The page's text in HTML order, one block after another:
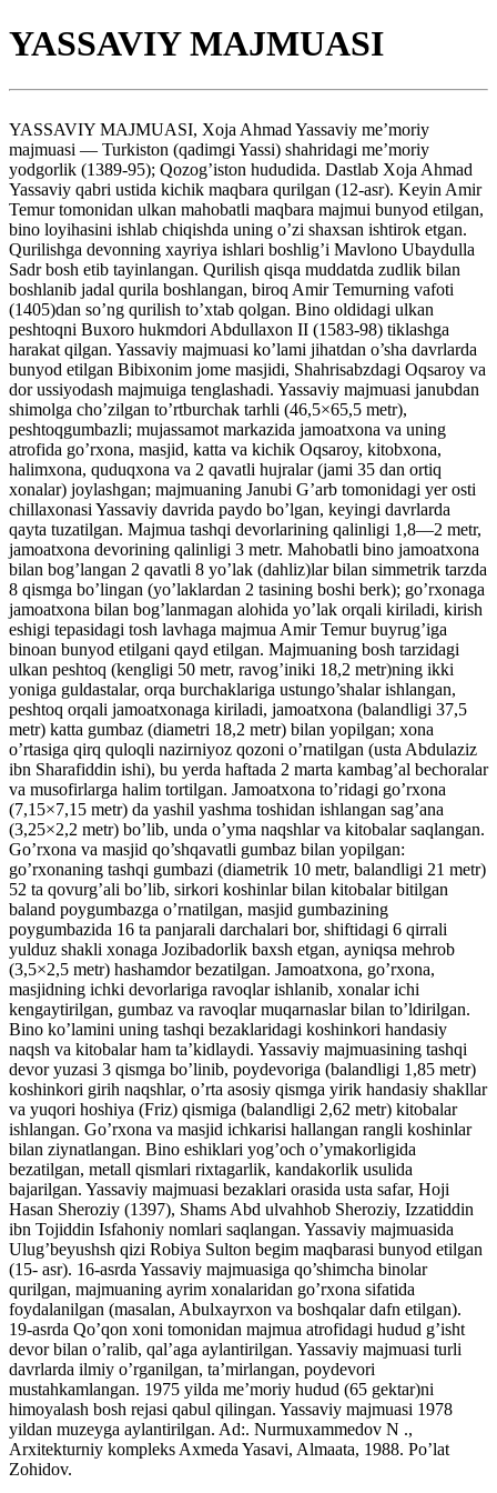
YASSAVIY MAJMUASI
YASSAVIY MAJMUASI, Xoja Ahmad Yassaviy me’moriy
majmuasi — Turkiston (qadimgi Yassi) shahridagi me’moriy
yodgorlik (1389-95); Qozog’iston hududida. Dastlab Xoja Ahmad
Yassaviy qabri ustida kichik maqbara qurilgan (12-asr). Keyin Amir
Temur tomonidan ulkan mahobatli maqbara majmui bunyod etilgan,
bino loyihasini ishlab chiqishda uning o’zi shaxsan ishtirok etgan.
Qurilishga devonning xayriya ishlari boshlig’i Mavlono Ubaydulla
Sadr bosh etib tayinlangan. Qurilish qisqa muddatda zudlik bilan
boshlanib jadal qurila boshlangan, biroq Amir Temurning vafoti
(1405)dan so’ng qurilish to’xtab qolgan. Bino oldidagi ulkan
peshtoqni Buxoro hukmdori Abdullaxon II (1583-98) tiklashga
harakat qilgan. Yassaviy majmuasi ko’lami jihatdan o’sha davrlarda
bunyod etilgan Bibixonim jome masjidi, Shahrisabzdagi Oqsaroy va
dor ussiyodash majmuiga tenglashadi. Yassaviy majmuasi janubdan
shimolga cho’zilgan to’rtburchak tarhli (46,5×65,5 metr),
peshtoqgumbazli; mujassamot markazida jamoatxona va uning
atrofida go’rxona, masjid, katta va kichik Oqsaroy, kitobxona,
halimxona, quduqxona va 2 qavatli hujralar (jami 35 dan ortiq
xonalar) joylashgan; majmuaning Janubi G’arb tomonidagi yer osti
chillaxonasi Yassaviy davrida paydo bo’lgan, keyingi davrlarda
qayta tuzatilgan. Majmua tashqi devorlarining qalinligi 1,8—2 metr,
jamoatxona devorining qalinligi 3 metr. Mahobatli bino jamoatxona
bilan bog’langan 2 qavatli 8 yo’lak (dahliz)lar bilan simmetrik tarzda
8 qismga bo’lingan (yo’laklardan 2 tasining boshi berk); go’rxonaga
jamoatxona bilan bog’lanmagan alohida yo’lak orqali kiriladi, kirish
eshigi tepasidagi tosh lavhaga majmua Amir Temur buyrug’iga
binoan bunyod etilgani qayd etilgan. Majmuaning bosh tarzidagi
ulkan peshtoq (kengligi 50 metr, ravog’iniki 18,2 metr)ning ikki
yoniga guldastalar, orqa burchaklariga ustungo’shalar ishlangan,
peshtoq orqali jamoatxonaga kiriladi, jamoatxona (balandligi 37,5
metr) katta gumbaz (diametri 18,2 metr) bilan yopilgan; xona
o’rtasiga qirq quloqli nazirniyoz qozoni o’rnatilgan (usta Abdulaziz
ibn Sharafiddin ishi), bu yerda haftada 2 marta kambag’al bechoralar
va musofirlarga halim tortilgan. Jamoatxona to’ridagi go’rxona
(7,15×7,15 metr) da yashil yashma toshidan ishlangan sag’ana
(3,25×2,2 metr) bo’lib, unda o’yma naqshlar va kitobalar saqlangan.
Go’rxona va masjid qo’shqavatli gumbaz bilan yopilgan:
go’rxonaning tashqi gumbazi (diametrik 10 metr, balandligi 21 metr)
52 ta qovurg’ali bo’lib, sirkori koshinlar bilan kitobalar bitilgan
baland poygumbazga o’rnatilgan, masjid gumbazining
poygumbazida 16 ta panjarali darchalari bor, shiftidagi 6 qirrali
yulduz shakli xonaga Jozibadorlik baxsh etgan, ayniqsa mehrob
(3,5×2,5 metr) hashamdor bezatilgan. Jamoatxona, go’rxona,
masjidning ichki devorlariga ravoqlar ishlanib, xonalar ichi
kengaytirilgan, gumbaz va ravoqlar muqarnaslar bilan to’ldirilgan.
Bino ko’lamini uning tashqi bezaklaridagi koshinkori handasiy
naqsh va kitobalar ham ta’kidlaydi. Yassaviy majmuasining tashqi
devor yuzasi 3 qismga bo’linib, poydevoriga (balandligi 1,85 metr)
koshinkori girih naqshlar, o’rta asosiy qismga yirik handasiy shakllar
va yuqori hoshiya (Friz) qismiga (balandligi 2,62 metr) kitobalar
ishlangan. Go’rxona va masjid ichkarisi hallangan rangli koshinlar
bilan ziynatlangan. Bino eshiklari yog’och o’ymakorligida
bezatilgan, metall qismlari rixtagarlik, kandakorlik usulida
bajarilgan. Yassaviy majmuasi bezaklari orasida usta safar, Hoji
Hasan Sheroziy (1397), Shams Abd ulvahhob Sheroziy, Izzatiddin
ibn Tojiddin Isfahoniy nomlari saqlangan. Yassaviy majmuasida
Ulug’beyushsh qizi Robiya Sulton begim maqbarasi bunyod etilgan
(15- asr). 16-asrda Yassaviy majmuasiga qo’shimcha binolar
qurilgan, majmuaning ayrim xonalaridan go’rxona sifatida
foydalanilgan (masalan, Abulxayrxon va boshqalar dafn etilgan).
19-asrda Qo’qon xoni tomonidan majmua atrofidagi hudud g’isht
devor bilan o’ralib, qal’aga aylantirilgan. Yassaviy majmuasi turli
davrlarda ilmiy o’rganilgan, ta’mirlangan, poydevori
mustahkamlangan. 1975 yilda me’moriy hudud (65 gektar)ni
himoyalash bosh rejasi qabul qilingan. Yassaviy majmuasi 1978
yildan muzeyga aylantirilgan. Ad:. Nurmuxammedov N .,
Arxitekturniy kompleks Axmeda Yasavi, Almaata, 1988. Po’lat
Zohidov.